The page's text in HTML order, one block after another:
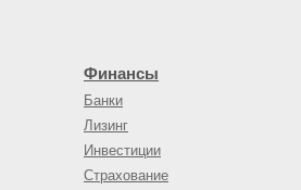
Финансы
Банки
Лизинг
Инвестиции
Страхование